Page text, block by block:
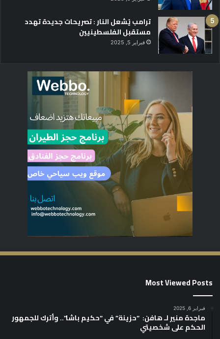
ترامب يُشعل النار : تصريحات جديدة تهدد
مستقبل الفلسطينيين
فبراير 5, 2025
Most Viewed Posts
فبراير 6, 2025
ماجدة منير لـ هافن: “حزينة” في “حكيم باشا”.. وأترك للجمهور
الحكم على شخصيتي